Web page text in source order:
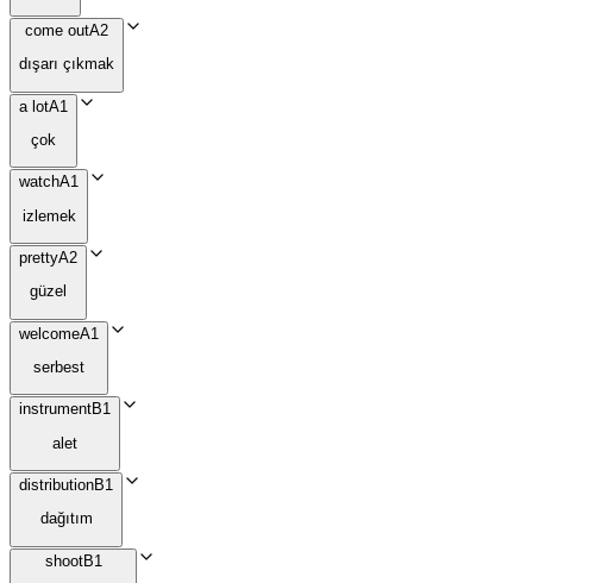
come outA2
dışarı çıkmak
a lotA1
çok
watchA1
izlemek
prettyA2
güzel
welcomeA1
serbest
instrumentB1
alet
distributionB1
dağıtım
shootB1